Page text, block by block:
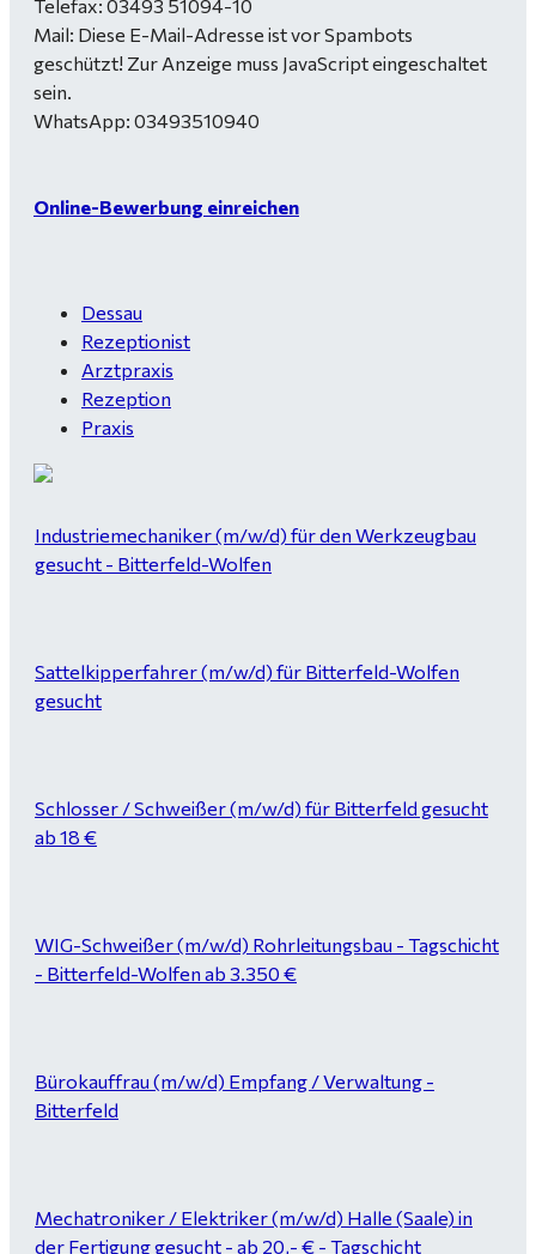
Telefax: 03493 51094-10
Mail: Diese E-Mail-Adresse ist vor Spambots
geschützt! Zur Anzeige muss JavaScript eingeschaltet
sein.
WhatsApp: 03493510940
Online-Bewerbung einreichen
Dessau
Rezeptionist
Arztpraxis
Rezeption
Praxis
Industriemechaniker (m/w/d) für den Werkzeugbau
gesucht - Bitterfeld-Wolfen
Sattelkipperfahrer (m/w/d) für Bitterfeld-Wolfen
gesucht
Schlosser / Schweißer (m/w/d) für Bitterfeld gesucht
ab 18 €
WIG-Schweißer (m/w/d) Rohrleitungsbau - Tagschicht
- Bitterfeld-Wolfen ab 3.350 €
Bürokauffrau (m/w/d) Empfang / Verwaltung -
Bitterfeld
Mechatroniker / Elektriker (m/w/d) Halle (Saale) in
der Fertigung gesucht - ab 20,- € - Tagschicht